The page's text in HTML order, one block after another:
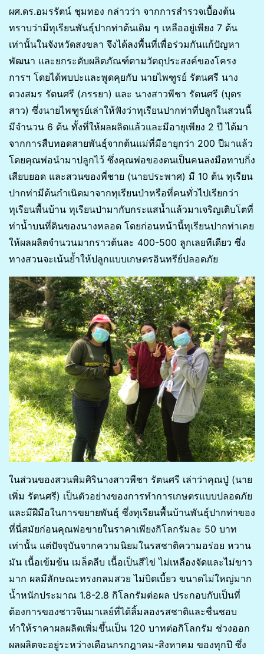
ผศ.ดร.อมรรัตน์ ชุมทอง กล่าวว่า จากการสำรวจเบื้องต้น
ทราบว่ามีทุเรียนพันธุ์ปากท่าต้นเดิม ๆ เหลืออยู่เพียง 7 ต้น
เท่านั้นในจังหวัดสงขลา จึงได้ลงพื้นที่เพื่อร่วมกันแก้ปัญหา
พัฒนา และยกระดับผลิตภัณฑ์ตามวัตถุประสงค์ของโครง
การฯ โดยได้พบปะและพูดคุยกับ นายไพฑูรย์ รัตนศรี นาง
ดวงสมร รัตนศรี (ภรรยา) และ นางสาวพีชา รัตนศรี (บุตร
สาว) ซึ่งนายไพฑูรย์เล่าให้ฟังว่าทุเรียนปากท่าที่ปลูกในสวนนี้
มีจำนวน 6 ต้น ทั้งที่ให้ผลผลิตแล้วและมีอายุเพียง 2 ปี ได้มา
จากการสืบทอดสายพันธุ์จากต้นแม่ที่มีอายุกว่า 200 ปีมาแล้ว
โดยคุณพ่อนำมาปลูกไว้ ซึ่งคุณพ่อของตนเป็นคนลงมือทาบกิ่ง
เสียบยอด และสวนของพี่ชาย (นายประพาศ) มี 10 ต้น ทุเรียน
ปากท่ามีต้นกำเนิดมาจากทุเรียนป่าหรือที่คนทั่วไปเรียกว่า
ทุเรียนพื้นบ้าน ทุเรียนป่ามากับกระแสน้ำแล้วมาเจริญเติบโตที่
ท่าน้ำบนที่ดินของนางหลอด โดยก่อนหน้านี้ทุเรียนปากท่าเคย
ให้ผลผลิตจำนวนมากราวต้นละ 400-500 ลูกเลยทีเดียว ซึ่ง
ทางสวนจะเน้นย้ำให้ปลูกแบบเกษตรอินทรีย์ปลอดภัย
ในส่วนของสวนพิมศิรินางสาวพีชา รัตนศรี เล่าว่าคุณปู่ (นาย
เพิ่ม รัตนศรี) เป็นตัวอย่างของการทำการเกษตรแบบปลอดภัย
และมีฝีมือในการขยายพันธุ์ ซึ่งทุเรียนพื้นบ้านพันธุ์ปากท่าของ
ที่นี่สมัยก่อนคุณพ่อขายในราคาเพียงกิโลกรัมละ 50 บาท
เท่านั้น แต่ปัจจุบันจากความนิยมในรสชาติความอร่อย หวาน
มัน เนื้อเข้มข้น เมล็ดลีบ เนื้อเป็นสีไข่ ไม่เหลืองจัดและไม่ขาว
มาก ผลมีลักษณะทรงกลมสวย ไม่บิดเบี้ยว ขนาดไม่ใหญ่มาก
น้ำหนักประมาณ 1.8-2.8 กิโลกรัมต่อผล ประกอบกับเป็นที่
ต้องการของชาวจีนมาเลย์ที่ได้ลิ้มลองรสชาติและชื่นชอบ
ทำให้ราคาผลผลิตเพิ่มขึ้นเป็น 120 บาทต่อกิโลกรัม ช่วงออก
ผลผลิตจะอยู่ระหว่างเดือนกรกฎาคม-สิงหาคม ของทุกปี ซึ่ง